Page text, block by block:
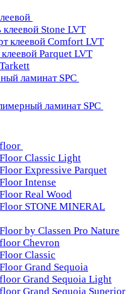
Stone LVT
клеевой Comfort LVT
Parquet LVT
ламинат SPC
ламинат SPC
Classic Light
Expressive Parquet
Intense
Real Wood
STONE MINERAL
by Classen Pro Nature
Chevron
Classic
Grand Sequoia
Grand Sequoia Light
Grand Sequoia Superior